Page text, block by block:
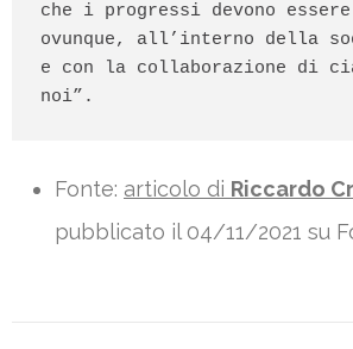
che i progressi devono
ovunque, all’interno della
e con la collaborazione di
noi”.
Fonte: articolo di Riccardo
pubblicato il 04/11/2021 su